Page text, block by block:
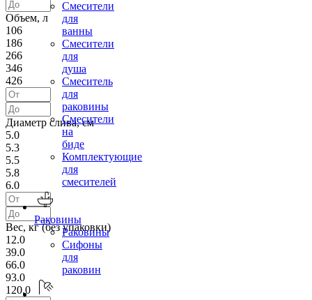
Смесители
для
ванны
Смесители
для
душа
Смеситель
для
раковины
Смесители
на
биде
Комплектующие
для
смесителей
Раковины
Раковины
Сифоны
для
раковин
Объем, л
106
186
266
346
426
Диаметр слива, см
5.0
5.3
5.5
5.8
6.0
Вес, кг (без упаковки)
12.0
39.0
66.0
93.0
120.0